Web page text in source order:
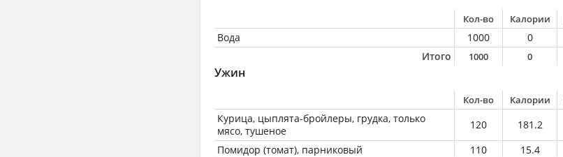
Кол-во Калории
Вода 1000 0
Итого
1000 0
Ужин
Кол-во Калории
Курица, цыплята-бройлеры, грудка, только
мясо, тушеное
120 181.2
Помидор (томат), парниковый
110 15.4